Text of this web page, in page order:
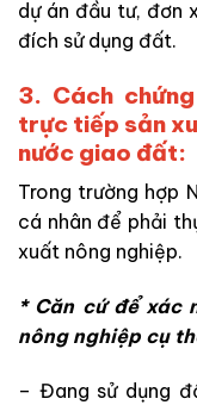
dự án đầu tư, đơn
đích sử dụng đất.
3. Cách
trực tiếp sản
nước giao đất:
Trong trường hợp
cá nhân để phải
xuất nông nghiệp.
* Căn cứ để xác
nông nghiệp cụ
– Đang sử dụng